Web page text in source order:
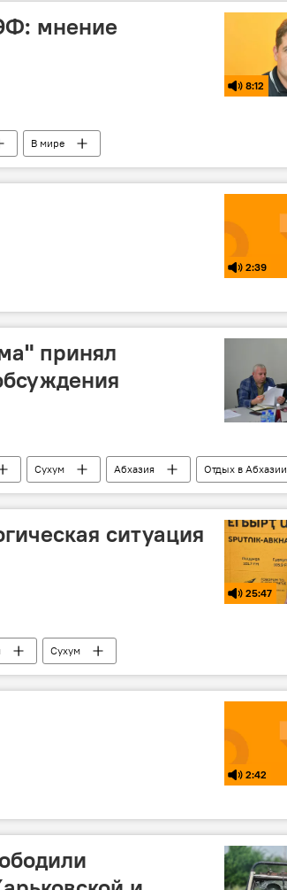
мнение
8:12
В мире
Экономика Радио
2:39
принял
Сухум Абхазия Отдых в Абхазии
ситуация
25:47
Сухум
2:42